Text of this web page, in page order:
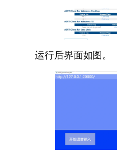
运行后界面如图。